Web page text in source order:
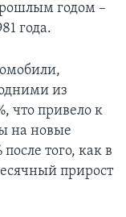
годом –
года.
из
что привело к
на новые
того, как в
прирост